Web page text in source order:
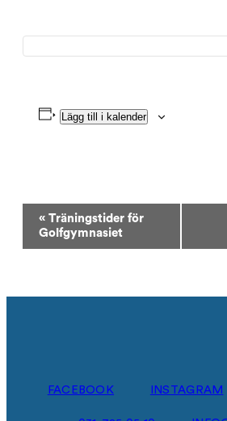
Lägg till i kalender
Evenemang-
navigering
« Träningstider för
Golfgymnasiet
FACEBOOK INSTAGRAM